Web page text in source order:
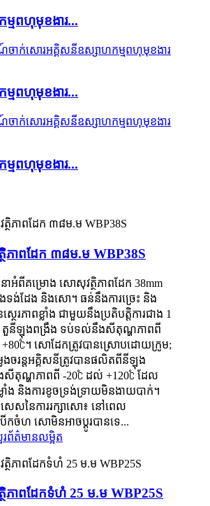
មពហុមុខងារ...
មពហុមុខងារ...
មពហុមុខងារ...
ភាពដែក ៣៨ម.ម WBP38S
អំពីគម្រោង សោសុវត្ថិភាពដែក 38mm
ទង់ដែង និងសោ។ ធន់នឹងការច្រេះ និង
ស្ថេរភាពខ្លាំង ជាមួយនឹងប្រតិបត្តិការជាង 1
តួនីឡុងពង្រឹង ទប់ទល់នឹងសីតុណ្ហភាពពី
។ សោដែកត្រូវបានស្រោបដោយក្រូម;
ចរន្តអគ្គិសនីត្រូវបានផលិតពីនីឡុង
តុណ្ហភាពពី -20℃ ដល់ +120℃ ដែល
លាំង និងការខូចទ្រង់ទ្រាយមិនងាយបាក់។
េសនៃការរក្សាសោ៖ នៅពេល
កចំហ សោមិនអាចប្តូរបានទេ...
ព័ត៌មានលម្អិត
ភាពដែកទំហំ 25 ម.ម WBP25S